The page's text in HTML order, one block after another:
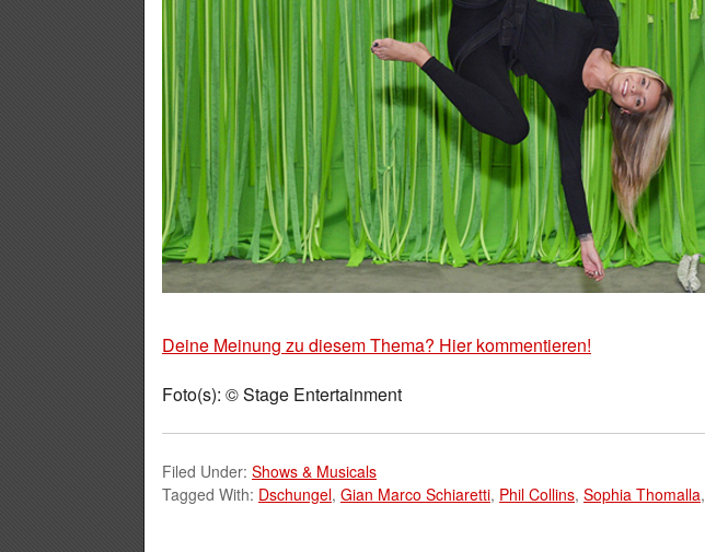
Deine Meinung zu diesem Thema? Hier kommentieren!
Foto(s): © Stage Entertainment
Filed Under: Shows & Musicals
Tagged With: Dschungel, Gian Marco Schiaretti, Phil Collins, Sophia Thomalla,